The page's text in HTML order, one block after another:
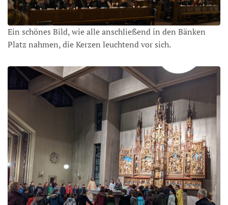
Ein schönes Bild, wie alle anschließend in den Bänken
Platz nahmen, die Kerzen leuchtend vor sich.